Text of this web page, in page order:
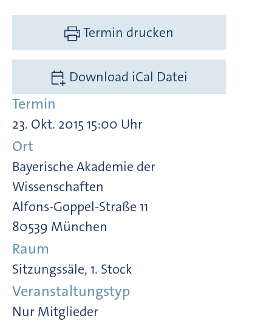
Termin drucken
Download iCal Datei
Termin
23. Okt. 2015 15:00 Uhr
Ort
Bayerische Akademie der
Wissenschaften
Alfons-Goppel-Straße 11
80539 München
Raum
Sitzungssäle, 1. Stock
Veranstaltungstyp
Nur Mitglieder